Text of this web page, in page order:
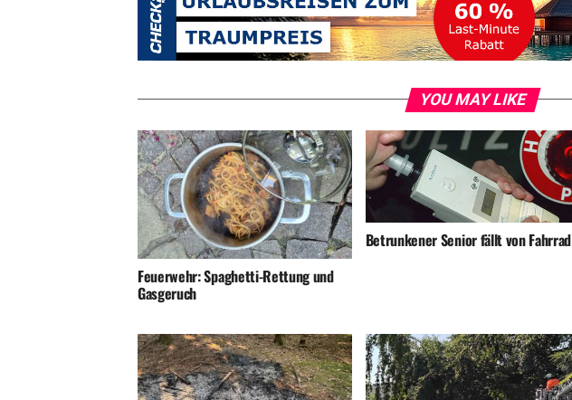
YOU MAY LIKE
Feuerwehr: Spaghetti-Rettung und
Gasgeruch
Betrunkener Senior fällt von Fahrrad